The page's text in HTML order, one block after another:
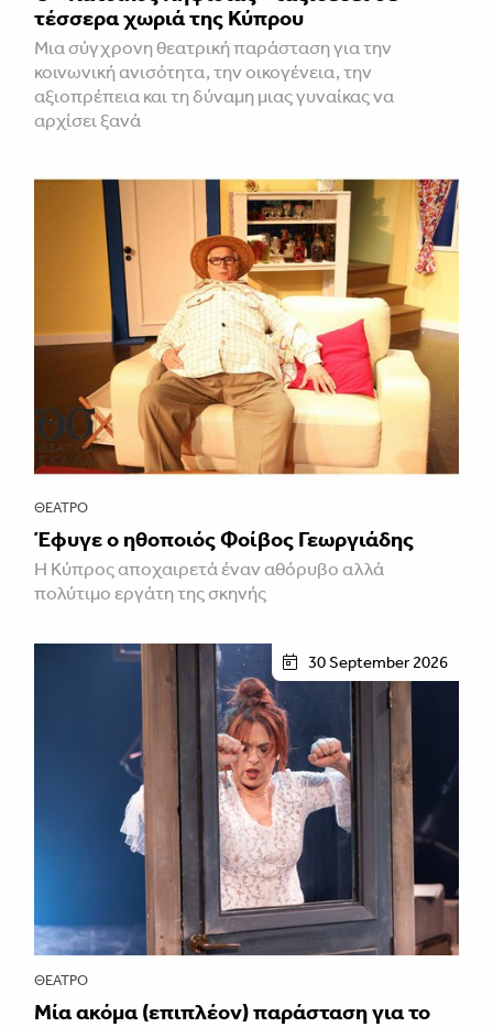
τέσσερα χωριά της Κύπρου
Μια σύγχρονη θεατρική παράσταση για την
κοινωνική ανισότητα, την οικογένεια, την
αξιοπρέπεια και τη δύναμη μιας γυναίκας να
αρχίσει ξανά
ΘΈΑΤΡΟ
Έφυγε ο ηθοποιός Φοίβος Γεωργιάδης
Η Κύπρος αποχαιρετά έναν αθόρυβο αλλά
πολύτιμο εργάτη της σκηνής
30 September 2026
ΘΈΑΤΡΟ
Μία ακόμα (επιπλέον) παράσταση για το